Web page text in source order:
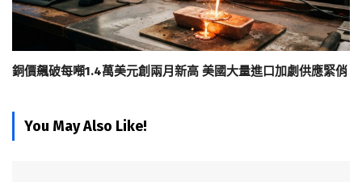
銅價飆破每噸1.4萬美元創兩月新高 美國大量進口加劇供應緊俏
You May Also Like!